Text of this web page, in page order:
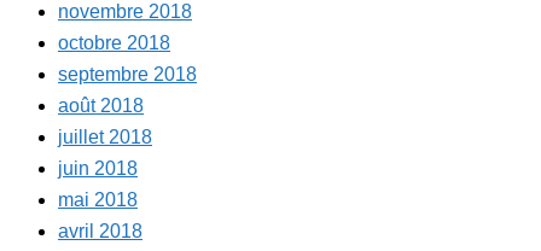
novembre 2018
octobre 2018
septembre 2018
août 2018
juillet 2018
juin 2018
mai 2018
avril 2018